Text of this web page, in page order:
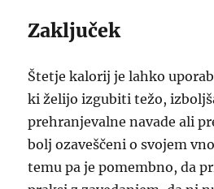
Zaključek
Štetje kalorij je lahko
ki želijo izgubiti težo,
prehranjevalne navade ali
bolj ozaveščeni o svojem
temu pa je pomembno, da